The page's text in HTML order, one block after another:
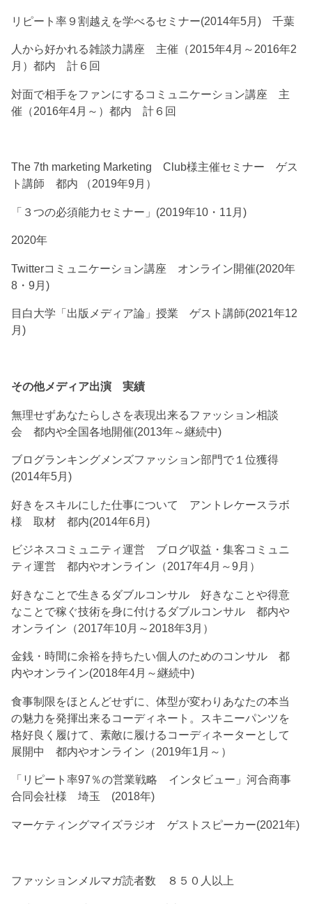
リピート率９割越えを学べるセミナー(2014年5月) 千葉
人から好かれる雑談力講座 主催（2015年4月～2016年2
月）都内 計６回
対面で相手をファンにするコミュニケーション講座 主
催（2016年4月～）都内 計６回
The 7th marketing Marketing Club様主催セミナー ゲス
ト講師 都内 （2019年9月）
「３つの必須能力セミナー」(2019年10・11月)
2020年
Twitterコミュニケーション講座 オンライン開催(2020年
8・9月)
目白大学「出版メディア論」授業 ゲスト講師(2021年12
月)
その他メディア出演 実績
無理せずあなたらしさを表現出来るファッション相談
会 都内や全国各地開催(2013年～継続中)
ブログランキングメンズファッション部門で１位獲得
(2014年5月)
好きをスキルにした仕事について アントレケースラボ
様 取材 都内(2014年6月)
ビジネスコミュニティ運営 ブログ収益・集客コミュニ
ティ運営 都内やオンライン（2017年4月～9月）
好きなことで生きるダブルコンサル 好きなことや得意
なことで稼ぐ技術を身に付けるダブルコンサル 都内や
オンライン（2017年10月～2018年3月）
金銭・時間に余裕を持ちたい個人のためのコンサル 都
内やオンライン(2018年4月～継続中)
食事制限をほとんどせずに、体型が変わりあなたの本当
の魅力を発揮出来るコーディネート。スキニーパンツを
格好良く履けて、素敵に履けるコーディネーターとして
展開中 都内やオンライン（2019年1月～）
「リピート率97％の営業戦略 インタビュー」河合商事
合同会社様 埼玉 (2018年)
マーケティングマイズラジオ ゲストスピーカー(2021年)
ファッションメルマガ読者数 ８５０人以上